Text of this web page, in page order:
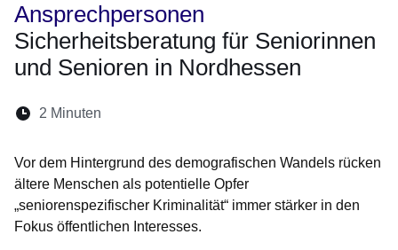
Ansprechpersonen
Sicherheitsberatung für Seniorinnen
und Senioren in Nordhessen
Lesedauer:
2 Minuten
Vor dem Hintergrund des demografischen Wandels rücken
ältere Menschen als potentielle Opfer
„seniorenspezifischer Kriminalität“ immer stärker in den
Fokus öffentlichen Interesses.